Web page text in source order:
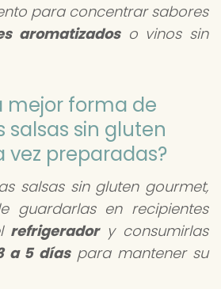
para concentrar sabores
aromatizadoso vinos sin
mejor forma de
salsas sin gluten
preparadas?
salsas sin gluten gourmet,
guardarlas en recipientes
refrigeradory consumirlas
a 5 díaspara mantener su